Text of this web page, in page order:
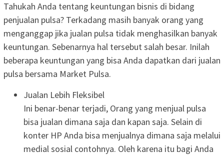
Tahukah Anda tentang keuntungan bisnis di bidang
penjualan pulsa? Terkadang masih banyak orang yang
menganggap jika jualan pulsa tidak menghasilkan banyak
keuntungan. Sebenarnya hal tersebut salah besar. Inilah
beberapa keuntungan yang bisa Anda dapatkan dari jualan
pulsa bersama Market Pulsa.
Jualan Lebih Fleksibel
Ini benar-benar terjadi, Orang yang menjual pulsa
bisa jualan dimana saja dan kapan saja. Selain di
konter HP Anda bisa menjualnya dimana saja melalui
medial sosial contohnya. Oleh karena itu bagi Anda